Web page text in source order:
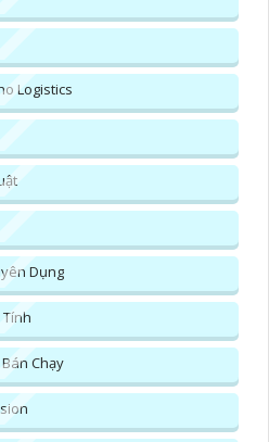
Logistics
Dụng
Chạy